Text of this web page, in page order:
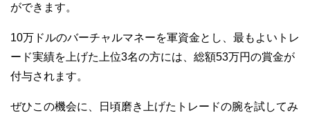
ができます。
10万ドルのバーチャルマネーを軍資金とし、最もよいトレ
ード実績を上げた上位3名の方には、総額53万円の賞金が
付与されます。
ぜひこの機会に、日頃磨き上げたトレードの腕を試してみ